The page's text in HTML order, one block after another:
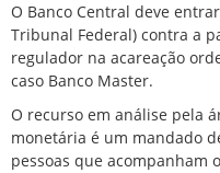
O Banco Central deve
Tribunal Federal) contra a
regulador na acareação
caso Banco Master.
O recurso em análise pela
monetária é um mandado
pessoas que acompanham